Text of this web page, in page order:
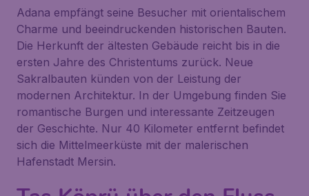
Adana empfängt seine Besucher mit orientalischem
Charme und beeindruckenden historischen Bauten.
Die Herkunft der ältesten Gebäude reicht bis in die
ersten Jahre des Christentums zurück. Neue
Sakralbauten künden von der Leistung der
modernen Architektur. In der Umgebung finden Sie
romantische Burgen und interessante Zeitzeugen
der Geschichte. Nur 40 Kilometer entfernt befindet
sich die Mittelmeerküste mit der malerischen
Hafenstadt Mersin.